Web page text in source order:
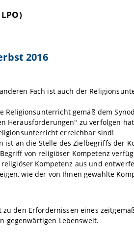
2016
Fach ist auch der
Religionsunterricht gemäß dem
Herausforderungen" zu verfolgen
erreichbar sind!
ist an die Stelle des Zielbegriffs der
von religiöser Kompetenz
Kompetenz aus und
wie der von Ihnen gewählte
zu den Erfordernissen eines
gegenwärtigen Lebenswelt.